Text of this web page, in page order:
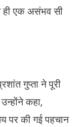
ही एक असंभव सी
गुप्ता ने पूरी
कहा,
पर की गई पहचान